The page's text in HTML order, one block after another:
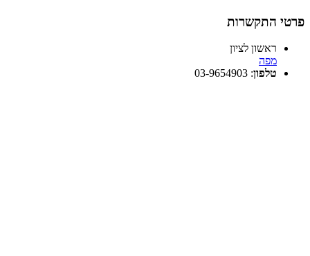
פרטי התקשרות
ראשון לציון
מפה
טלפון:
03-9654903